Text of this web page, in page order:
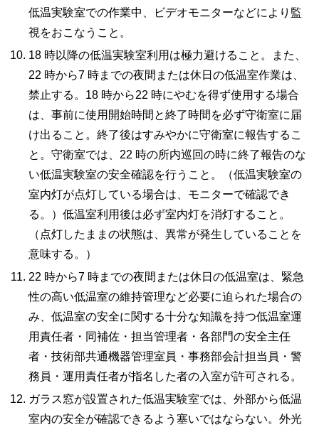
低温実験室での作業中、ビデオモニターなどにより監
視をおこなうこと。
18 時以降の低温実験室利用は極力避けること。また、
22 時から7 時までの夜間または休日の低温室作業は、
禁止する。18 時から22 時にやむを得ず使用する場合
は、事前に使用開始時間と終了時間を必ず守衛室に届
け出ること。終了後はすみやかに守衛室に報告するこ
と。守衛室では、22 時の所内巡回の時に終了報告のな
い低温実験室の安全確認を行うこと。（低温実験室の
室内灯が点灯している場合は、モニターで確認でき
る。）低温室利用後は必ず室内灯を消灯すること。
（点灯したままの状態は、異常が発生していることを
意味する。）
22 時から7 時までの夜間または休日の低温室は、緊急
性の高い低温室の維持管理など必要に迫られた場合の
み、低温室の安全に関する十分な知識を持つ低温室運
用責任者・同補佐・担当管理者・各部門の安全主任
者・技術部共通機器管理室員・事務部会計担当員・警
務員・運用責任者が指名した者の入室が許可される。
ガラス窓が設置された低温実験室では、外部から低温
室内の安全が確認できるよう塞いではならない。外光